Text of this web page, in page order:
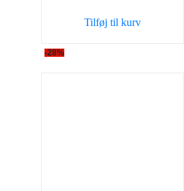
179,00 kr..
Tilføj til kurv
-28%